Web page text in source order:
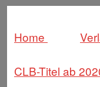
Home
CLB-Titel ab